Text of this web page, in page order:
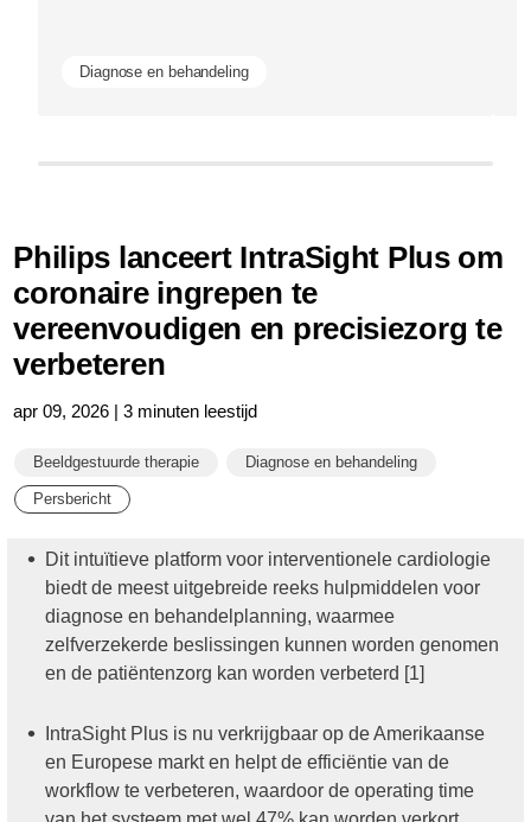
Diagnose en behandeling
Philips lanceert IntraSight Plus om
coronaire ingrepen te
vereenvoudigen en precisiezorg te
verbeteren
apr 09, 2026 | 3 minuten leestijd
Beeldgestuurde therapie Diagnose en behandeling
Persbericht
Dit intuïtieve platform voor interventionele cardiologie
biedt de meest uitgebreide reeks hulpmiddelen voor
diagnose en behandelplanning, waarmee
zelfverzekerde beslissingen kunnen worden genomen
en de patiëntenzorg kan worden verbeterd [1]
IntraSight Plus is nu verkrijgbaar op de Amerikaanse
en Europese markt en helpt de efficiëntie van de
workflow te verbeteren, waardoor de operating time